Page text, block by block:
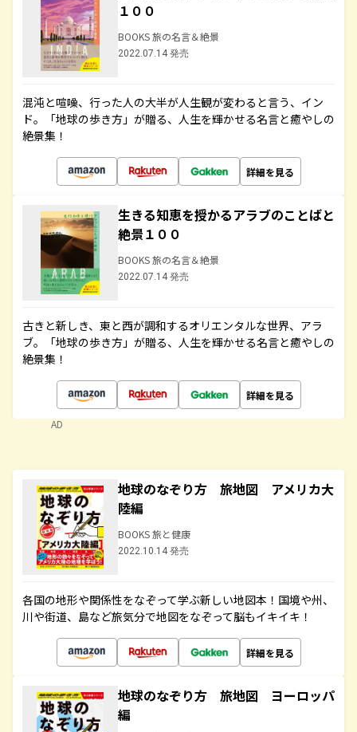
１００
BOOKS 旅の名言＆絶景
2022.07.14 発売
混沌と喧噪、行った人の大半が人生観が変わると言う、イン
ド。「地球の歩き方」が贈る、人生を輝かせる名言と癒やしの
絶景集！
詳細を見る
生きる知恵を授かるアラブのことばと
絶景１００
BOOKS 旅の名言＆絶景
2022.07.14 発売
古きと新しき、東と西が調和するオリエンタルな世界、アラ
ブ。「地球の歩き方」が贈る、人生を輝かせる名言と癒やしの
絶景集！
詳細を見る
AD
地球のなぞり方 旅地図 アメリカ大
陸編
BOOKS 旅と健康
2022.10.14 発売
各国の地形や関係性をなぞって学ぶ新しい地図本！国境や州、
川や街道、島など旅気分で地図をなぞって脳もイキイキ！
詳細を見る
地球のなぞり方 旅地図 ヨーロッパ
編